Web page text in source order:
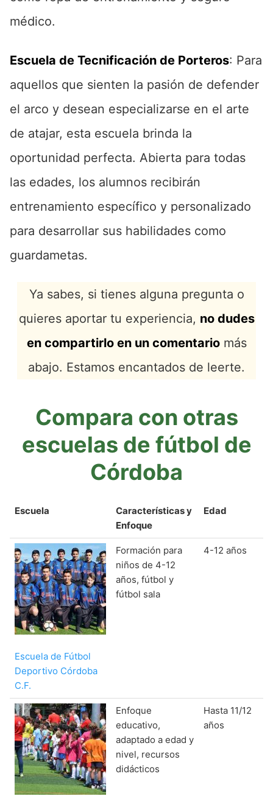
médico.
Escuela de Tecnificación de Porteros: Para
aquellos que sienten la pasión de defender
el arco y desean especializarse en el arte
de atajar, esta escuela brinda la
oportunidad perfecta. Abierta para todas
las edades, los alumnos recibirán
entrenamiento específico y personalizado
para desarrollar sus habilidades como
guardametas.
Ya sabes, si tienes alguna pregunta o
quieres aportar tu experiencia, no dudes
en compartirlo en un comentariomás
abajo. Estamos encantados de leerte.
Compara con otras
escuelas de fútbol de
Córdoba
Escuela
Características y
Enfoque
Edad
Escuela
Características y
Enfoque
Edad
Escuela de Fútbol
Deportivo Córdoba
C.F.
Formación para
niños de 4-12
años, fútbol y
fútbol sala
4-12 años
Enfoque
educativo,
adaptado a edad y
nivel, recursos
didácticos
Hasta 11/12
años